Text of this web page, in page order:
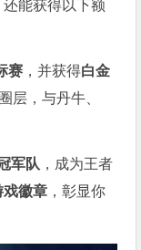
能获得以下额
赛 ，并获得白金
层，与丹牛、
军队 ，成为王者
戏徽章 ，彰显你